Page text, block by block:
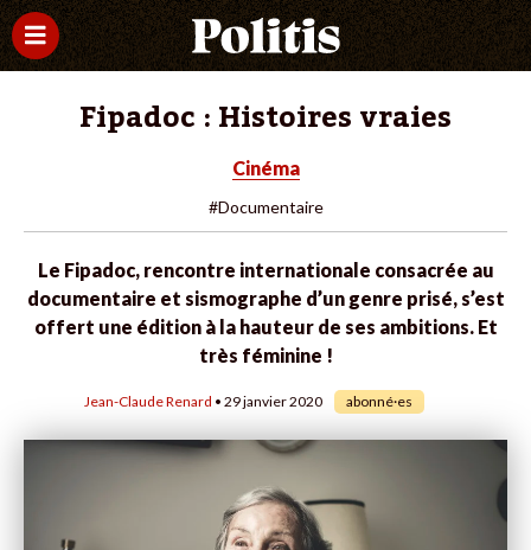
Fipadoc : Histoires vraies
Cinéma
#Documentaire
Le Fipadoc, rencontre internationale consacrée au
documentaire et sismographe d’un genre prisé, s’est
offert une édition à la hauteur de ses ambitions. Et
très féminine !
Jean-Claude Renard • 29 janvier 2020 abonné·es